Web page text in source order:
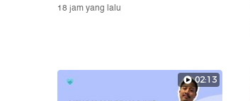
18 jam yang lalu
02:13